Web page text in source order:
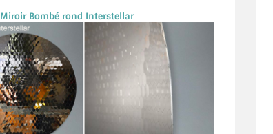
Miroir Bombé rond Interstellar